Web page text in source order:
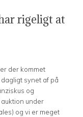
rigeligt at
der kommet
synet af på
og
under
og vi er meget